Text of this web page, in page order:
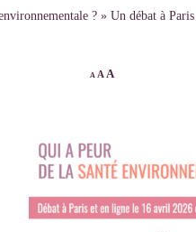
? » Un débat à
A A A